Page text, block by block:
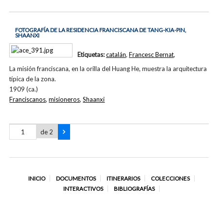
FOTOGRAFÍA DE LA RESIDENCIA FRANCISCANA DE TANG-KIA-PIN,
SHAANXI
La misión franciscana, en la orilla del Huang He, muestra la arquitectura
típica de la zona.
1909 (ca.)
Etiquetas:catalán, Francesc Bernat,
Franciscanos,misioneros,Shaanxi
de 2
INICIO DOCUMENTOS ITINERARIOS
COLECCIONES
INTERACTIVOS
BIBLIOGRAFÍAS